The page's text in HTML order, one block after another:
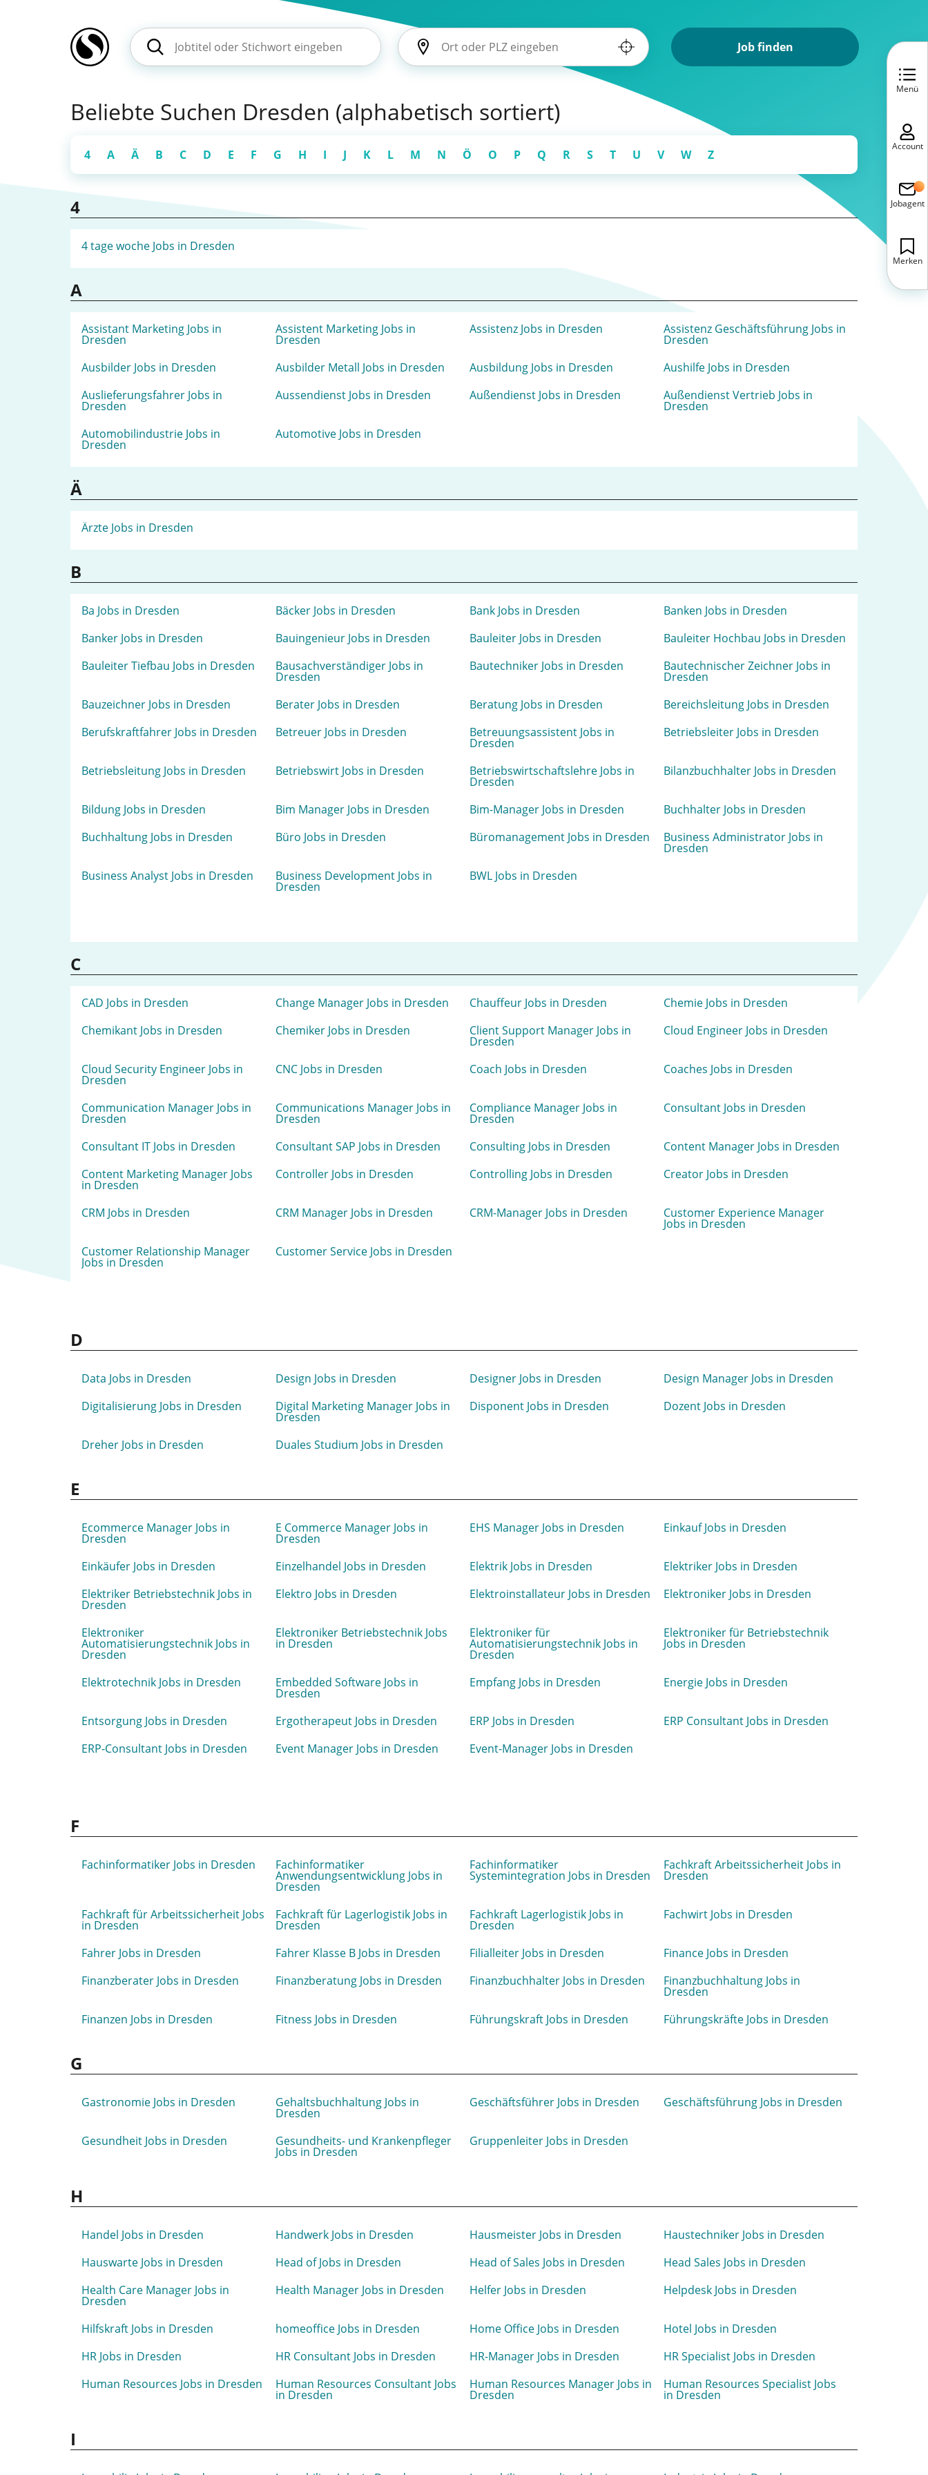
Job finden
Beliebte Suchen Dresden (alphabetisch sortiert)
4 A Ä B C D E F G H I J K L M N Ö O P Q R S T U V W Z
4
4 tage woche Jobs in Dresden
A
Assistant Marketing Jobs in
Dresden
Assistent Marketing Jobs in
Dresden
Assistenz Jobs in Dresden Assistenz Geschäftsführung Jobs in
Dresden
Ausbilder Jobs in Dresden
Ausbilder Metall Jobs in Dresden Ausbildung Jobs in Dresden
Aushilfe Jobs in Dresden
Auslieferungsfahrer Jobs in
Dresden
Aussendienst Jobs in Dresden Außendienst Jobs in Dresden Außendienst Vertrieb Jobs in
Dresden
Automobilindustrie Jobs in
Dresden
Automotive Jobs in Dresden
Ä
Ärzte Jobs in Dresden
B
Ba Jobs in Dresden Bäcker Jobs in Dresden Bank Jobs in Dresden
Banken Jobs in Dresden
Banker Jobs in Dresden
Bauingenieur Jobs in Dresden Bauleiter Jobs in Dresden
Bauleiter Hochbau Jobs in Dresden
Bauleiter Tiefbau Jobs in Dresden
Bausachverständiger Jobs in
Dresden
Bautechniker Jobs in Dresden Bautechnischer Zeichner Jobs in
Dresden
Bauzeichner Jobs in Dresden
Berater Jobs in Dresden Beratung Jobs in Dresden
Bereichsleitung Jobs in Dresden
Berufskraftfahrer Jobs in Dresden
Betreuer Jobs in Dresden Betreuungsassistent Jobs in
Dresden
Betriebsleiter Jobs in Dresden
Betriebsleitung Jobs in Dresden Betriebswirt Jobs in Dresden Betriebswirtschaftslehre Jobs in
Dresden
Bilanzbuchhalter Jobs in Dresden
Bildung Jobs in Dresden Bim Manager Jobs in Dresden Bim-Manager Jobs in Dresden
Buchhalter Jobs in Dresden
Buchhaltung Jobs in Dresden
Büro Jobs in Dresden Büromanagement Jobs in Dresden Business Administrator Jobs in
Dresden
Business Analyst Jobs in Dresden
Business Development Jobs in
Dresden
BWL Jobs in Dresden
C
CAD Jobs in Dresden Change Manager Jobs in Dresden Chauffeur Jobs in Dresden
Chemie Jobs in Dresden
Chemikant Jobs in Dresden
Chemiker Jobs in Dresden Client Support Manager Jobs in
Dresden
Cloud Engineer Jobs in Dresden
Cloud Security Engineer Jobs in
Dresden
CNC Jobs in Dresden Coach Jobs in Dresden Coaches Jobs in Dresden
Communication Manager Jobs in
Dresden
Communications Manager Jobs in
Dresden
Compliance Manager Jobs in
Dresden
Consultant Jobs in Dresden
Consultant IT Jobs in Dresden Consultant SAP Jobs in Dresden Consulting Jobs in Dresden
Content Manager Jobs in Dresden
Content Marketing Manager Jobs
in Dresden
Controller Jobs in Dresden Controlling Jobs in Dresden Creator Jobs in Dresden
CRM Jobs in Dresden CRM Manager Jobs in Dresden CRM-Manager Jobs in Dresden Customer Experience Manager
Jobs in Dresden
Customer Relationship Manager
Jobs in Dresden
Customer Service Jobs in Dresden
D
Data Jobs in Dresden Design Jobs in Dresden Designer Jobs in Dresden
Design Manager Jobs in Dresden
Digitalisierung Jobs in Dresden
Digital Marketing Manager Jobs in
Dresden
Disponent Jobs in Dresden Dozent Jobs in Dresden
Dreher Jobs in Dresden Duales Studium Jobs in Dresden
E
Ecommerce Manager Jobs in
Dresden
E Commerce Manager Jobs in
Dresden
EHS Manager Jobs in Dresden Einkauf Jobs in Dresden
Einkäufer Jobs in Dresden Einzelhandel Jobs in Dresden Elektrik Jobs in Dresden
Elektriker Jobs in Dresden
Elektriker Betriebstechnik Jobs in
Dresden
Elektro Jobs in Dresden Elektroinstallateur Jobs in Dresden Elektroniker Jobs in Dresden
Elektroniker
Automatisierungstechnik Jobs in
Dresden
Elektroniker Betriebstechnik Jobs
in Dresden
Elektroniker für
Automatisierungstechnik Jobs in
Dresden
Elektroniker für Betriebstechnik
Jobs in Dresden
Elektrotechnik Jobs in Dresden Embedded Software Jobs in
Dresden
Empfang Jobs in Dresden Energie Jobs in Dresden
Entsorgung Jobs in Dresden Ergotherapeut Jobs in Dresden ERP Jobs in Dresden
ERP Consultant Jobs in Dresden
ERP-Consultant Jobs in Dresden
Event Manager Jobs in Dresden Event-Manager Jobs in Dresden
F
Fachinformatiker Jobs in Dresden Fachinformatiker
Anwendungsentwicklung Jobs in
Dresden
Fachinformatiker
Systemintegration Jobs in Dresden
Fachkraft Arbeitssicherheit Jobs in
Dresden
Fachkraft für Arbeitssicherheit Jobs
in Dresden
Fachkraft für Lagerlogistik Jobs in
Dresden
Fachkraft Lagerlogistik Jobs in
Dresden
Fachwirt Jobs in Dresden
Fahrer Jobs in Dresden Fahrer Klasse B Jobs in Dresden Filialleiter Jobs in Dresden
Finance Jobs in Dresden
Finanzberater Jobs in Dresden
Finanzberatung Jobs in Dresden Finanzbuchhalter Jobs in Dresden Finanzbuchhaltung Jobs in
Dresden
Finanzen Jobs in Dresden
Fitness Jobs in Dresden Führungskraft Jobs in Dresden Führungskräfte Jobs in Dresden
G
Gastronomie Jobs in Dresden Gehaltsbuchhaltung Jobs in
Dresden
Geschäftsführer Jobs in Dresden Geschäftsführung Jobs in Dresden
Gesundheit Jobs in Dresden Gesundheits- und Krankenpfleger
Jobs in Dresden
Gruppenleiter Jobs in Dresden
H
Handel Jobs in Dresden Handwerk Jobs in Dresden Hausmeister Jobs in Dresden
Haustechniker Jobs in Dresden
Hauswarte Jobs in Dresden
Head of Jobs in Dresden Head of Sales Jobs in Dresden
Head Sales Jobs in Dresden
Health Care Manager Jobs in
Dresden
Health Manager Jobs in Dresden Helfer Jobs in Dresden Helpdesk Jobs in Dresden
Hilfskraft Jobs in Dresden homeoffice Jobs in Dresden Home Office Jobs in Dresden
Hotel Jobs in Dresden
HR Jobs in Dresden
HR Consultant Jobs in Dresden HR-Manager Jobs in Dresden
HR Specialist Jobs in Dresden
Human Resources Jobs in Dresden
Human Resources Consultant Jobs
in Dresden
Human Resources Manager Jobs in
Dresden
Human Resources Specialist Jobs
in Dresden
I
Menü
Account
Jobagent
Merken